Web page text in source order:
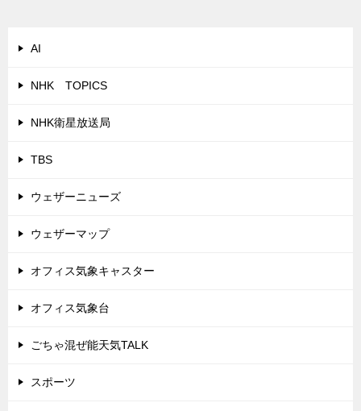
AI
NHK TOPICS
NHK衛星放送局
TBS
ウェザーニューズ
ウェザーマップ
オフィス気象キャスター
オフィス気象台
ごちゃ混ぜ能天気TALK
スポーツ